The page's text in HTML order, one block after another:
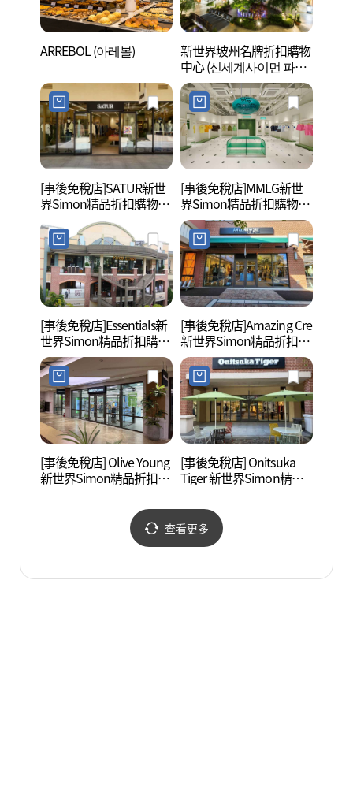
ARREBOL (아레볼)
新世界坡州名牌折扣購物
中心 (신세계사이먼 파주
프리미엄 아울렛)
[事後免稅店]SATUR新世
界Simon精品折扣購物中
心坡州店(세터 신세계사
이먼프리미엄아울렛 파
주점)
[事後免稅店]MMLG新世
界Simon精品折扣購物中
心坡州店(엠엠엘지 신세
계사이먼프리미엄아울렛
파주점)
[事後免稅店]Essentials新
世界Simon精品折扣購物
中心坡州店(에센셜 신세
계사이먼프리미엄아울렛
파주점)
[事後免稅店]Amazing Cre
新世界Simon精品折扣購
物中心坡州店(어메이징
크리 신세계사이먼프리
미엄아울렛 파주점)
[事後免稅店] Olive Young
新世界Simon精品折扣購
신세계사이먼프리미엄아
[事後免稅店] Onitsuka
Tiger 新世界Simon精品
니츠카타이거 신세계사
이먼프리미엄아울렛 파
주점)
查看更多